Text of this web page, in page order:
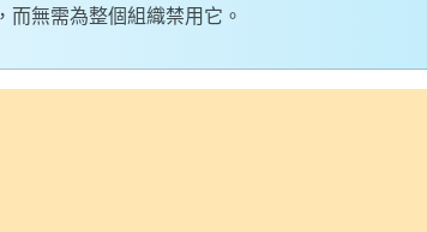
無需為整個組織禁用它。